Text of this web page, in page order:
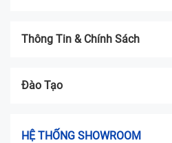
Thông Tin & Chính Sách
Đào Tạo
HỆ THỐNG SHOWROOM